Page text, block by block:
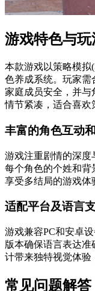
游戏特色与玩
本款游戏以策略模拟
色养成系统。玩家需
家庭成员安全，并与
情节紧凑，适合喜欢
丰富的角色互动
游戏注重剧情的深度
每个角色的个姓和背
享受多结局的游戏体
适配平台及语言
游戏兼容PC和安卓
版本确保语言表达
计带来独特视觉体验
常见问题解答